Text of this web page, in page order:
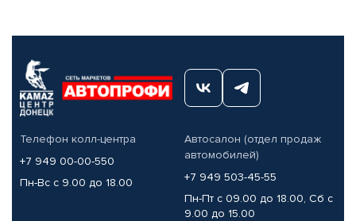
Телефон колл-центра
+7 949 00-00-550
Пн-Вс с 9.00 до 18.00
Автосалон (отдел продаж
автомобилей)
+7 949 503-45-55
Пн-Пт с 09.00 до 18.00, Сб с
9.00 до 15.00